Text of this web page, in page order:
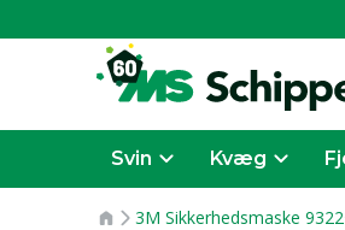
Svin Kvæg
3M Sikkerhedsmaske